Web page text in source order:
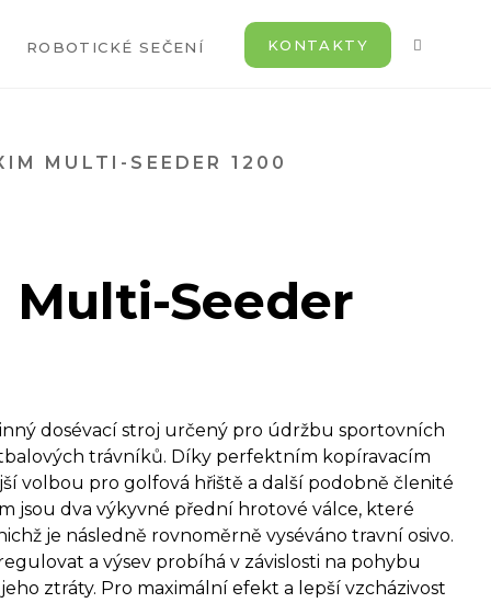
ROBOTICKÉ SEČENÍ KONTAKTY
MULTI-SEEDER 1200
Multi-Seeder
dosévací stroj určený pro údržbu sportovních
trávníků. Díky perfektním kopíravacím
volbou pro golfová hřiště a další podobně členité
jsou dva výkyvné přední hrotové válce, které
je následně rovnoměrně vyséváno travní osivo.
a výsev probíhá v závislosti na pohybu
ztráty. Pro maximální efekt a lepší vzcházivost